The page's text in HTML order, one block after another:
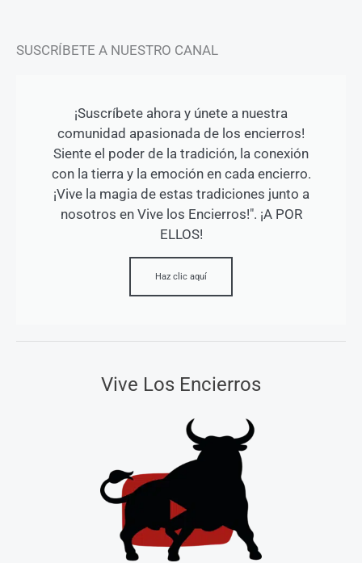
SUSCRÍBETE A NUESTRO CANAL
¡Suscríbete ahora y únete a nuestra
comunidad apasionada de los encierros!
Siente el poder de la tradición, la conexión
con la tierra y la emoción en cada encierro.
¡Vive la magia de estas tradiciones junto a
nosotros en Vive los Encierros!". ¡A POR
ELLOS!
Haz clic aquí
Vive Los Encierros